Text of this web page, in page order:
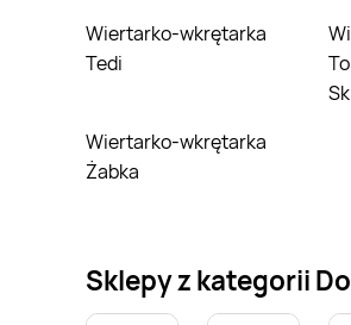
Wiertarko-wkrętarka
Tedi
Wiertarko-wkrętarka
Wiertarko-wkrętarka
Żabka
Sklepy z kategorii